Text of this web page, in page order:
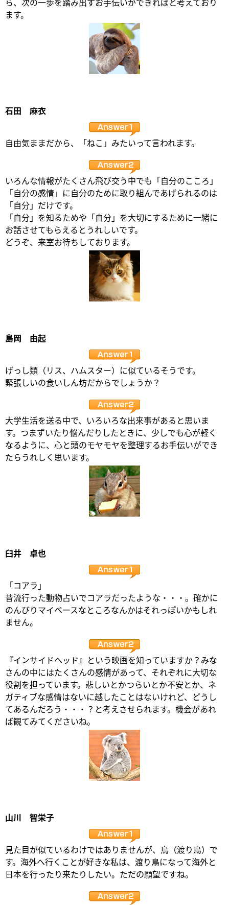
ます。
石田 麻衣
自由気ままだから、「ねこ」みたいって言われます。
いろんな情報がたくさん飛び交う中でも「自分のこころ」
「自分の感情」に自分のために取り組んであげられるのは
「自分」だけです。
「自分」を知るためや「自分」を大切にするために一緒に
お話させてもらえるとうれしいです。
どうぞ、来室お待ちしております。
島岡 由起
げっし類（リス、ハムスター）に似ているそうです。
緊張しいの食いしん坊だからでしょうか？
大学生活を送る中で、いろいろな出来事があると思いま
す。つまずいたり悩んだりしたときに、少しでも心が軽く
なるように、心と頭のモヤモヤを整理するお手伝いができ
たらうれしく思います。
臼井 卓也
「コアラ」
昔流行った動物占いでコアラだったような・・・。確かに
のんびりマイペースなところなんかはそれっぽいかもしれ
ません。
『インサイドヘッド』という映画を知っていますか？みな
さんの中にはたくさんの感情があって、それぞれに大切な
役割を担っています。悲しいとかつらいとか不安とか、ネ
ガティブな感情はないに越したことはないけれど、どうし
てあるんだろう・・・？と考えさせられます。機会があれ
ば観てみてくださいね。
山川 智栄子
見た目が似ているわけではありませんが、鳥（渡り鳥）で
す。海外へ行くことが好きな私は、渡り鳥になって海外と
日本を行ったり来たりしたい。ただの願望ですね。